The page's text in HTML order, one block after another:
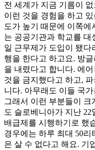
전 세계가 지금 기름이
이런 것을 경험을 하고
도가 높기 때문에 이쪽에
는 공공기관과 학교를 대
일 근무제가 도입이 됐다
행을 한다고 하고요. 방
을 내렸다고 합니다. 에
것을 금지했다고 하고,
니다. 아무래도 이들 국
그래서 이런 부분들이 크
도 슬로베니아가 지난
배급제를 시행하기로 했
경우에는 하루 최대 50
은 살 수 없다고 해요. 기